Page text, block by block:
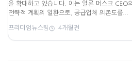
을 확대하고 있습니다. 이는 일론 머스크
전략적 계획의 일환으로, 공급업체 의존도를...
프리미엄뉴스팀 4개월전